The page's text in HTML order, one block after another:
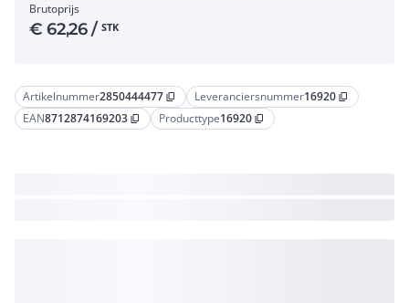
Artikelnummer2850444477 content_copy Leveranciersnummer16920 content_copy
EAN8712874169203 content_copy Producttype16920 content_copy
Brutoprijs
€62,26/ STK